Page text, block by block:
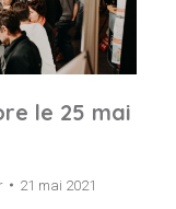
le 25 mai
21 mai 2021